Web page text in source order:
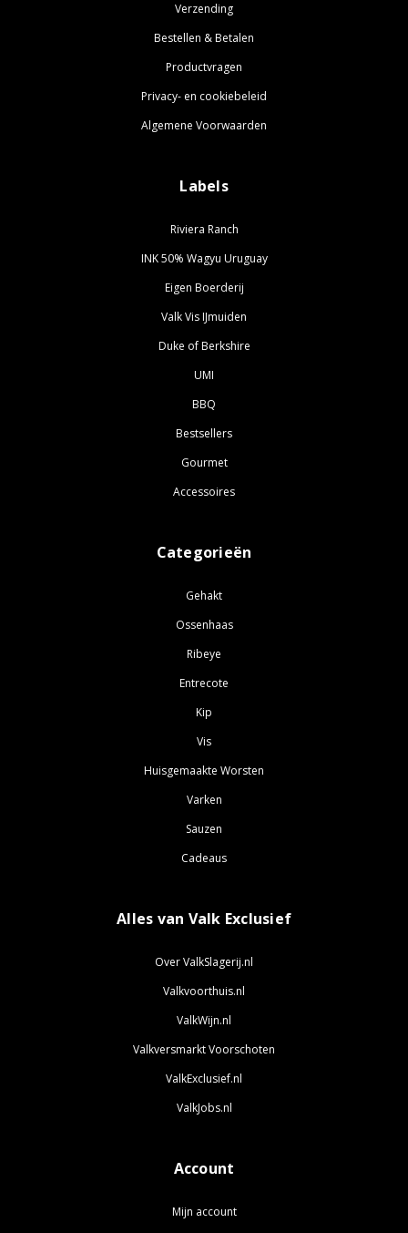
Verzending
Bestellen & Betalen
Productvragen
Privacy- en cookiebeleid
Algemene Voorwaarden
Labels
Riviera Ranch
INK 50% Wagyu Uruguay
Eigen Boerderij
Valk Vis IJmuiden
Duke of Berkshire
UMI
BBQ
Bestsellers
Gourmet
Accessoires
Categorieën
Gehakt
Ossenhaas
Ribeye
Entrecote
Kip
Vis
Huisgemaakte Worsten
Varken
Sauzen
Cadeaus
Alles van Valk Exclusief
Over ValkSlagerij.nl
Valkvoorthuis.nl
ValkWijn.nl
Valkversmarkt Voorschoten
ValkExclusief.nl
ValkJobs.nl
Account
Mijn account